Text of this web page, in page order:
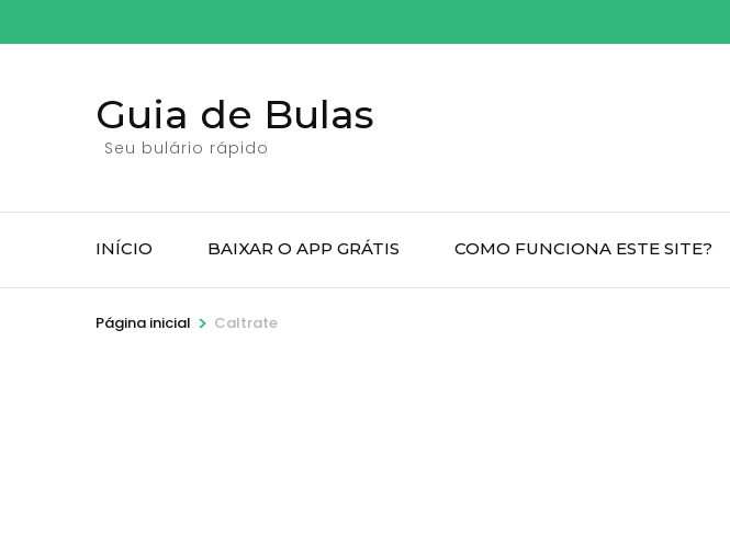
para
Guia de Bulas
Seu bulário rápido
INÍCIO BAIXAR O APP GRÁTIS COMO FUNCIONA ESTE SITE?
Página inicial > Caltrate